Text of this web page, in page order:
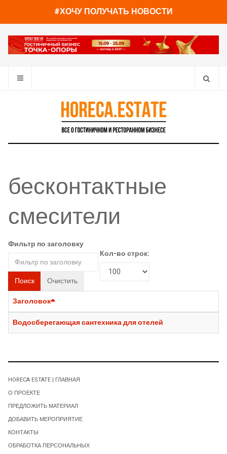
#ХОЧУ ПОЛУЧАТЬ НОВОСТИ
бесконтактные
смесители
Фильтр по заголовку
Поиск Очистить
Кол-во строк:
Заголовок
Водосберегающая сантехника для отелей
HORECA ESTATE | ГЛАВНАЯ
О ПРОЕКТЕ
ПРЕДЛОЖИТЬ МАТЕРИАЛ
ДОБАВИТЬ МЕРОПРИЯТИЕ
КОНТАКТЫ
ОБРАБОТКА ПЕРСОНАЛЬНЫХ